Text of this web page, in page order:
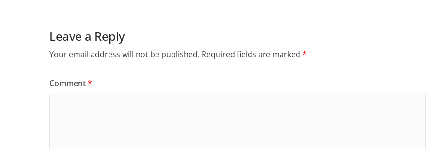
Leave a Reply
Your email address will not be published. Required fields are marked *
Comment*